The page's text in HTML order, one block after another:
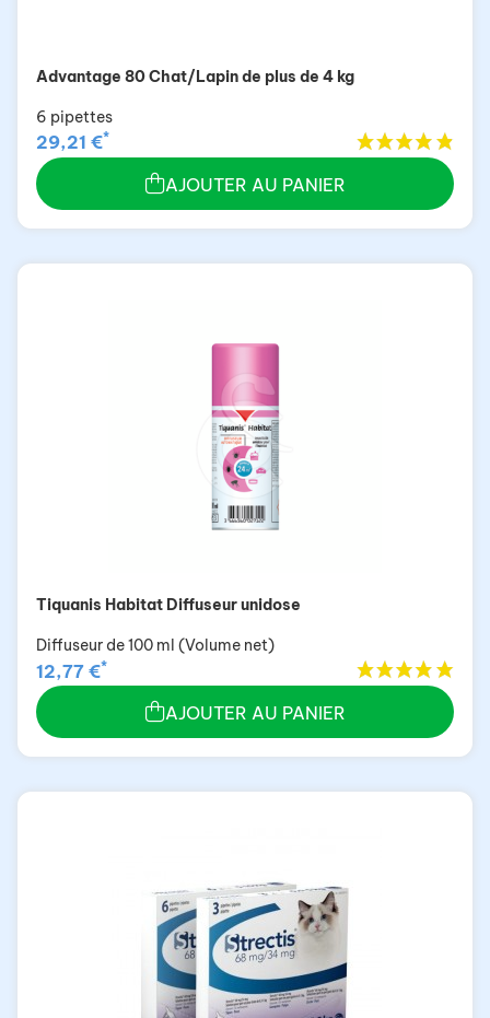
Advantage 80 Chat/Lapin de plus de 4 kg
6 pipettes
29,21 €*
AJOUTER AU PANIER
Tiquanis Habitat Diffuseur unidose
Diffuseur de 100 ml (Volume net)
12,77 €*
AJOUTER AU PANIER